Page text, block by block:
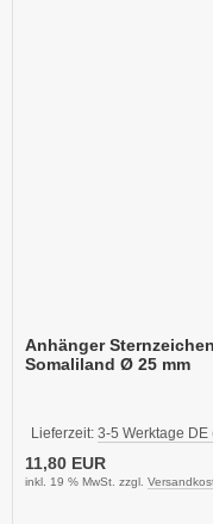
Anhänger
Somaliland Ø 25 mm
Lieferzeit: 3-5 Werktage
11,80 EUR
inkl. 19 % MwSt. zzgl.